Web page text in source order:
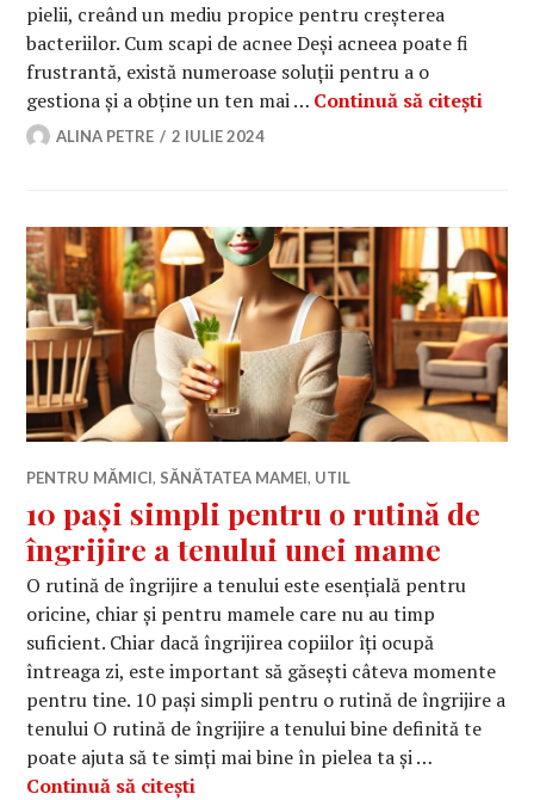
pielii, creând un mediu propice pentru creșterea
bacteriilor. Cum scapi de acnee Deși acneea poate fi
frustrantă, există numeroase soluții pentru a o
gestiona și a obține un ten mai … Continuă să citești
ALINA PETRE 2 IULIE 2024
PENTRU MĂMICI, SĂNĂTATEA MAMEI, UTIL
10 pași simpli pentru o rutină de
îngrijire a tenului unei mame
O rutină de îngrijire a tenului este esențială pentru
oricine, chiar și pentru mamele care nu au timp
suficient. Chiar dacă îngrijirea copiilor îți ocupă
întreaga zi, este important să găsești câteva momente
pentru tine. 10 pași simpli pentru o rutină de îngrijire a
tenului O rutină de îngrijire a tenului bine definită te
poate ajuta să te simți mai bine în pielea ta și …
Continuă să citești